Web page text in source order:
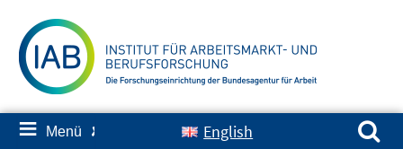
zum
Inhalt
≡ Menü ✘ English
Suchen nach: